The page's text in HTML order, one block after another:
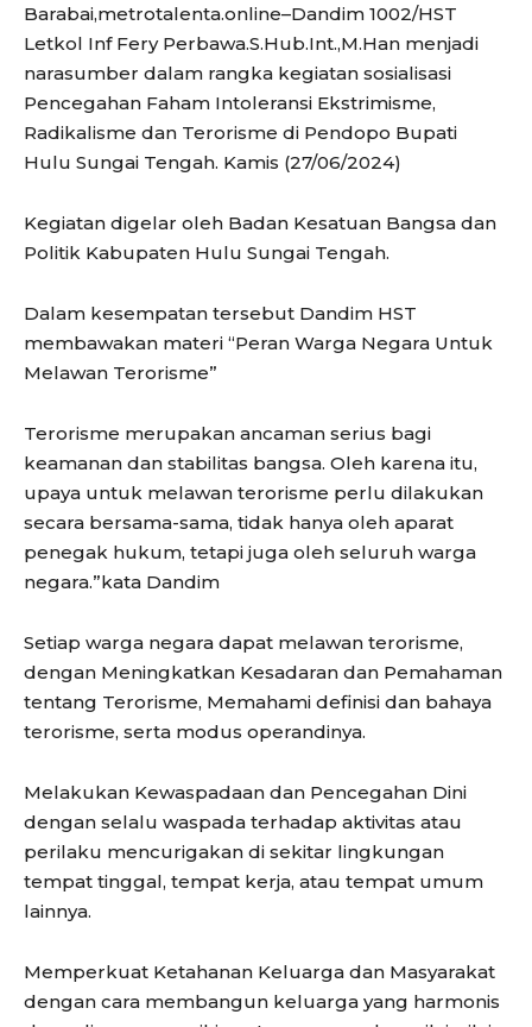
Barabai,metrotalenta.online–Dandim 1002/HST
Letkol Inf Fery Perbawa.S.Hub.Int.,M.Han menjadi
narasumber dalam rangka kegiatan sosialisasi
Pencegahan Faham Intoleransi Ekstrimisme,
Radikalisme dan Terorisme di Pendopo Bupati
Hulu Sungai Tengah. Kamis (27/06/2024)
Kegiatan digelar oleh Badan Kesatuan Bangsa dan
Politik Kabupaten Hulu Sungai Tengah.
Dalam kesempatan tersebut Dandim HST
membawakan materi “Peran Warga Negara Untuk
Melawan Terorisme”
Terorisme merupakan ancaman serius bagi
keamanan dan stabilitas bangsa. Oleh karena itu,
upaya untuk melawan terorisme perlu dilakukan
secara bersama-sama, tidak hanya oleh aparat
penegak hukum, tetapi juga oleh seluruh warga
negara.”kata Dandim
Setiap warga negara dapat melawan terorisme,
dengan Meningkatkan Kesadaran dan Pemahaman
tentang Terorisme, Memahami definisi dan bahaya
terorisme, serta modus operandinya.
Melakukan Kewaspadaan dan Pencegahan Dini
dengan selalu waspada terhadap aktivitas atau
perilaku mencurigakan di sekitar lingkungan
tempat tinggal, tempat kerja, atau tempat umum
lainnya.
Memperkuat Ketahanan Keluarga dan Masyarakat
dengan cara membangun keluarga yang harmonis